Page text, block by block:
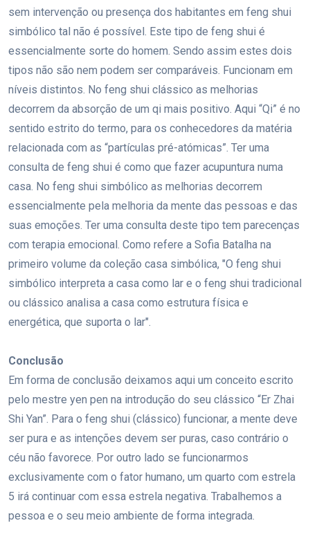
sem intervenção ou presença dos habitantes em feng shui
simbólico tal não é possível. Este tipo de feng shui é
essencialmente sorte do homem. Sendo assim estes dois
tipos não são nem podem ser comparáveis. Funcionam em
níveis distintos. No feng shui clássico as melhorias
decorrem da absorção de um qi mais positivo. Aqui “Qi” é no
sentido estrito do termo, para os conhecedores da matéria
relacionada com as “partículas pré-atómicas”. Ter uma
consulta de feng shui é como que fazer acupuntura numa
casa. No feng shui simbólico as melhorias decorrem
essencialmente pela melhoria da mente das pessoas e das
suas emoções. Ter uma consulta deste tipo tem parecenças
com terapia emocional. Como refere a Sofia Batalha na
primeiro volume da coleção casa simbólica, "O feng shui
simbólico interpreta a casa como lar e o feng shui tradicional
ou clássico analisa a casa como estrutura física e
energética, que suporta o lar".
Conclusão
Em forma de conclusão deixamos aqui um conceito escrito
pelo mestre yen pen na introdução do seu clássico “Er Zhai
Shi Yan”. Para o feng shui (clássico) funcionar, a mente deve
ser pura e as intenções devem ser puras, caso contrário o
céu não favorece. Por outro lado se funcionarmos
exclusivamente com o fator humano, um quarto com estrela
5 irá continuar com essa estrela negativa. Trabalhemos a
pessoa e o seu meio ambiente de forma integrada.